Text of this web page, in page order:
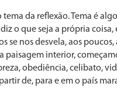
da reflexão. Tema é
o que seja a própria
se nos desvela, aos
paisagem interior,
obediência, celibato,
de, para e em o país